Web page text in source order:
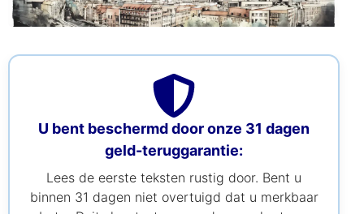
U bent beschermd door onze 31 dagen
geld-teruggarantie:
Lees de eerste teksten rustig door. Bent u
binnen 31 dagen niet overtuigd dat u merkbaar